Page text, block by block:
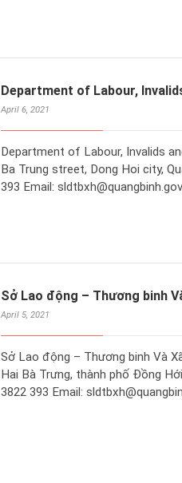
Department of Labour,
April 6, 2021
Department of Labour, Invalids
Ba Trung street, Dong Hoi city,
393 Email:
Sở Lao động – Thương binh
April 5, 2021
Sở Lao động – Thương binh Và
Hai Bà Trưng, thành phố Đồng
3822 393 Email: